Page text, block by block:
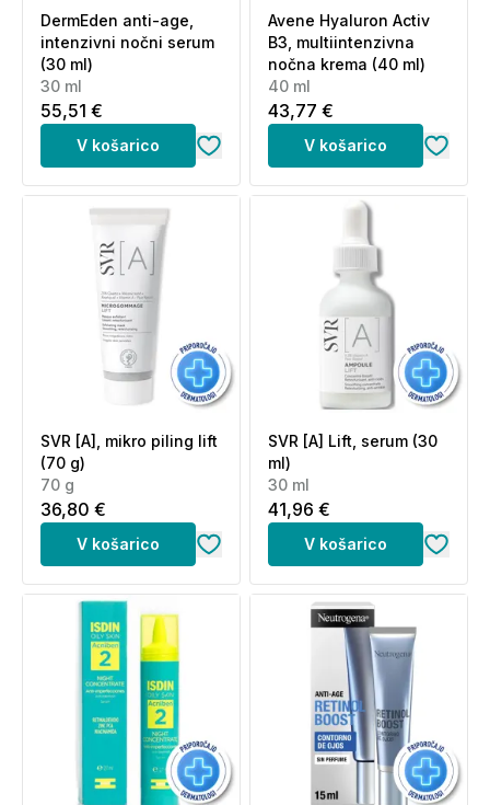
DermEden anti-age,
intenzivni nočni serum
(30 ml)
30 ml
55,51 €
V košarico
Avene Hyaluron Activ
B3, multiintenzivna
nočna krema (40 ml)
40 ml
43,77 €
V košarico
SVR [A], mikro piling lift
(70 g)
70 g
36,80 €
V košarico
SVR [A] Lift, serum (30
ml)
30 ml
41,96 €
V košarico